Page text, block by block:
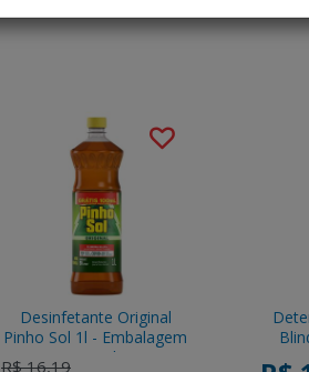
Desinfetante Original
Pinho Sol 1l - Embalagem
Leve 1000ml Pague
Price reduced from
R$ 16,19to